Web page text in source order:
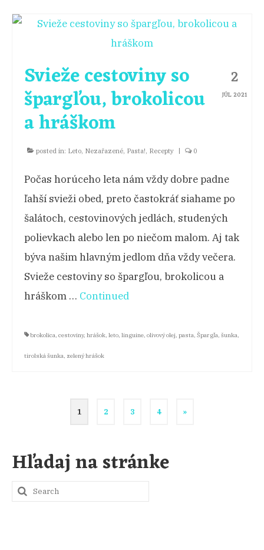
2
JÚL 2021
Svieže cestoviny so
špargľou, brokolicou
a hráškom
posted in: Leto, Nezařazené, Pasta!, Recepty 0
Počas horúceho leta nám vždy dobre padne
ľahší svieži obed, preto častokráť siahame po
šalátoch, cestovinových jedlách, studených
polievkach alebo len po niečom malom. Aj tak
býva našim hlavným jedlom dňa vždy večera.
Svieže cestoviny so špargľou, brokolicou a
hráškom … Continued
brokolica, cestoviny, hrášok, leto, linguine, olivový olej, pasta, Špargľa, šunka,
tirolská šunka, zelený hrášok
Stránkovanie
príspevkov
1 2 3 4 »
Hľadaj na stránke
S